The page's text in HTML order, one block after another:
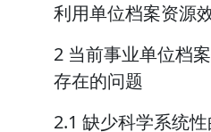
利用单位档案资源
2 当前事业单位档
存在的问题
2.1 缺少科学系统